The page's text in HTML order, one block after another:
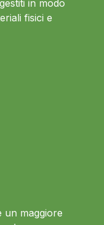
in modo
fisici e
un maggiore